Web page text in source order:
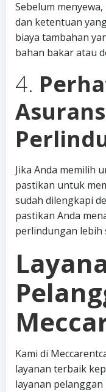
Sebelum
dan ketentuan
biaya tambahan
bahan bakar atau
4.
Jika Anda memilih
pastikan untuk
sudah dilengkapi
pastikan Anda
perlindungan lebih
Kami di
layanan terbaik
layanan